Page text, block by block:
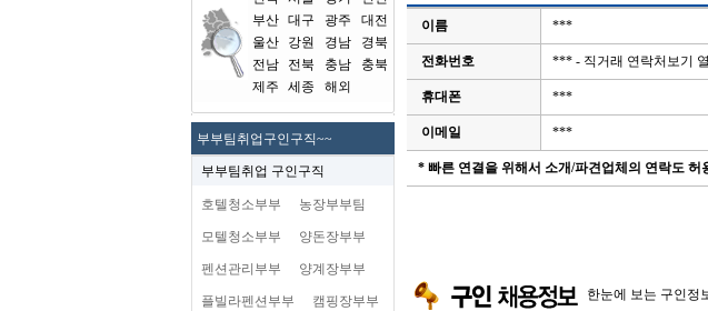
부산 대구 광주
대전
울산
강원 경남
경북
전남
전북 충남
충북
제주
세종 해외
부부팀취업구인구직~~
부부팀취업 구인구직
호텔청소부부 농장부부팀
모텔청소부부 양돈장부부
펜션관리부부 양계장부부
플빌라펜션부부 캠핑장부부
이름 ***
전화번호 *** - 직거래 연락처보기
휴대폰 ***
이메일 ***
* 빠른 연결을 위해서 소개/파견업체의 연락도 허
한눈에 보는 구인정